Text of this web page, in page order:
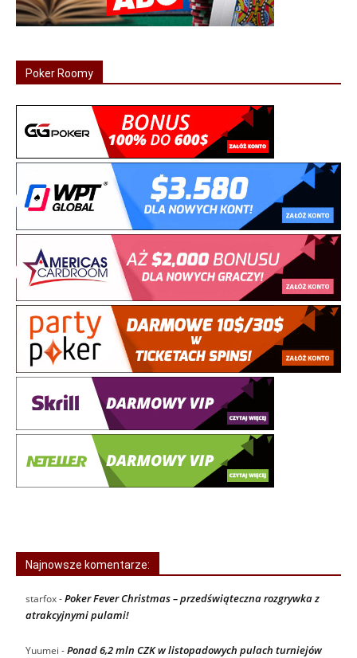
Poker Roomy
Najnowsze komentarze:
starfox-Poker Fever Christmas – przedświąteczna rozgrywka z
atrakcyjnymi pulami!
Yuumei -Ponad 6,2 mln CZK w listopadowych pulach turniejów